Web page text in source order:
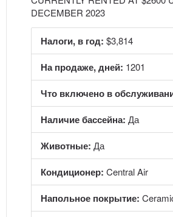
DECEMBER 2023
Налоги, в год: $3,814
На продаже, дней: 1201
Что включено в
Наличие бассейна: Да
Животные: Да
Кондиционер: Central Air
Напольное покрытие: